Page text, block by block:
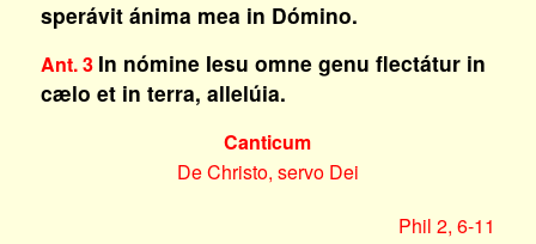
sperávit ánima mea in Dómino.
Ant. 3 In nómine Iesu omne genu flectátur in
cælo et in terra, allelúia.
Canticum
De Christo, servo Dei
Phil 2, 6-11